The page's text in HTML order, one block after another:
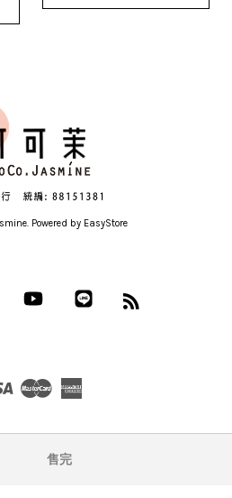
售完
Powered by EasyStore
Instagram YouTube
Visa Master